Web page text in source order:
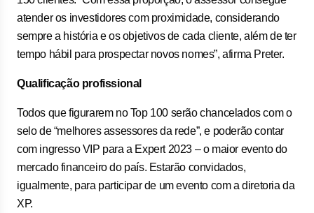
atender os investidores com proximidade, considerando
sempre a história e os objetivos de cada cliente, além de ter
tempo hábil para prospectar novos nomes”, afirma Preter.
Qualificação profissional
Todos que figurarem no Top 100 serão chancelados com o
selo de “melhores assessores da rede”, e poderão contar
com ingresso VIP para a Expert 2023 – o maior evento do
mercado financeiro do país. Estarão convidados,
igualmente, para participar de um evento com a diretoria da
XP.